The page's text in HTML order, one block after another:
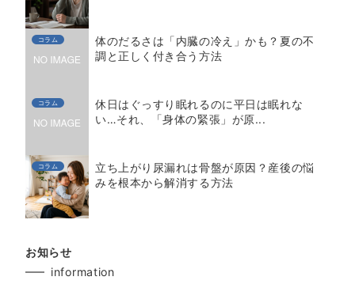
コラム
体のだるさは「内臓の冷え」かも？夏の不
調と正しく付き合う方法
コラム
休日はぐっすり眠れるのに平日は眠れな
い…それ、「身体の緊張」が原...
コラム
立ち上がり尿漏れは骨盤が原因？産後の悩
みを根本から解消する方法
お知らせ
information